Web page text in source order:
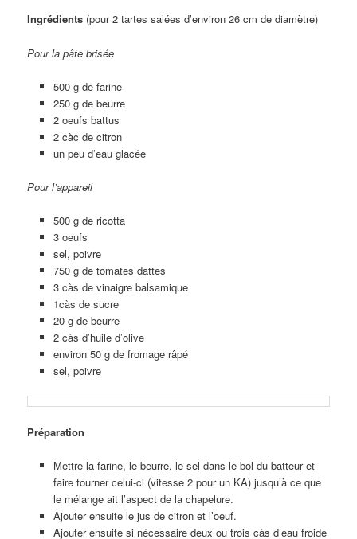
Ingrédients (pour 2 tartes salées d’environ 26 cm de diamètre)
Pour la pâte brisée
500 g de farine
250 g de beurre
2 oeufs battus
2 càc de citron
un peu d’eau glacée
Pour l’appareil
500 g de ricotta
3 oeufs
sel, poivre
750 g de tomates dattes
3 càs de vinaigre balsamique
1càs de sucre
20 g de beurre
2 càs d’huile d’olive
environ 50 g de fromage râpé
sel, poivre
Préparation
Mettre la farine, le beurre, le sel dans le bol du batteur et
faire tourner celui-ci (vitesse 2 pour un KA) jusqu’à ce que
le mélange ait l’aspect de la chapelure.
Ajouter ensuite le jus de citron et l’oeuf.
Ajouter ensuite si nécessaire deux ou trois càs d’eau froide